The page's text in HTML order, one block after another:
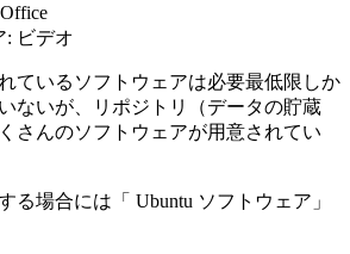
: ビデオ
ているソフトウェアは必要最低限しか
ないが、リポジトリ（データの貯蔵
さんのソフトウェアが用意されてい
る場合には「 Ubuntu ソフトウェア」